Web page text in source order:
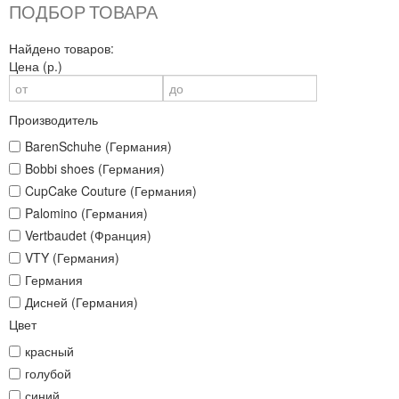
ПОДБОР ТОВАРА
Найдено товаров:
Цена (р.)
Производитель
BarenSchuhe (Германия)
Bobbi shoes (Германия)
CupCake Couture (Германия)
Palomino (Германия)
Vertbaudet (Франция)
VTY (Германия)
Германия
Дисней (Германия)
Цвет
красный
голубой